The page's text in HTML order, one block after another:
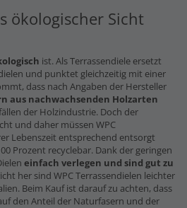
ökologischer Sicht
ist. Als Terrassendiele ersetzt
und punktet gleichzeitig mit einer
dass nach Angaben der Hersteller
aus nachwachsenden Holzarten
der Holzindustrie. Doch der
und daher müssen WPC
Lebenszeit entsprechend entsorgt
Prozent recyclebar. Dank der geringen
einfach verlegen und sind gut zu
her sind WPC Terrassendielen leichter
Beim Kauf ist darauf zu achten, dass
den Anteil der Naturfasern und der